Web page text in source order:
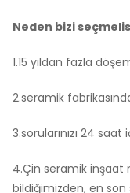
Neden bizi
1.15 yıldan fazla
2.seramik
3.sorularınızı 24
4.Çin seramik inşaat
bildiğimizden, en son